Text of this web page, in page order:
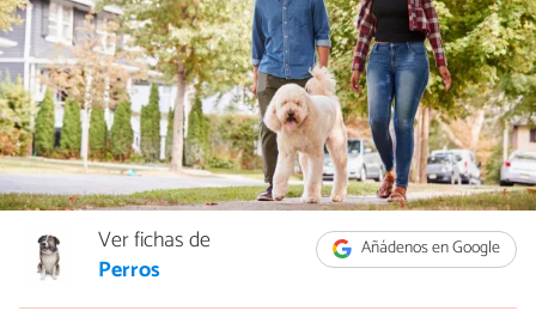
Añádenos en Google
Ver fichas de
Perros